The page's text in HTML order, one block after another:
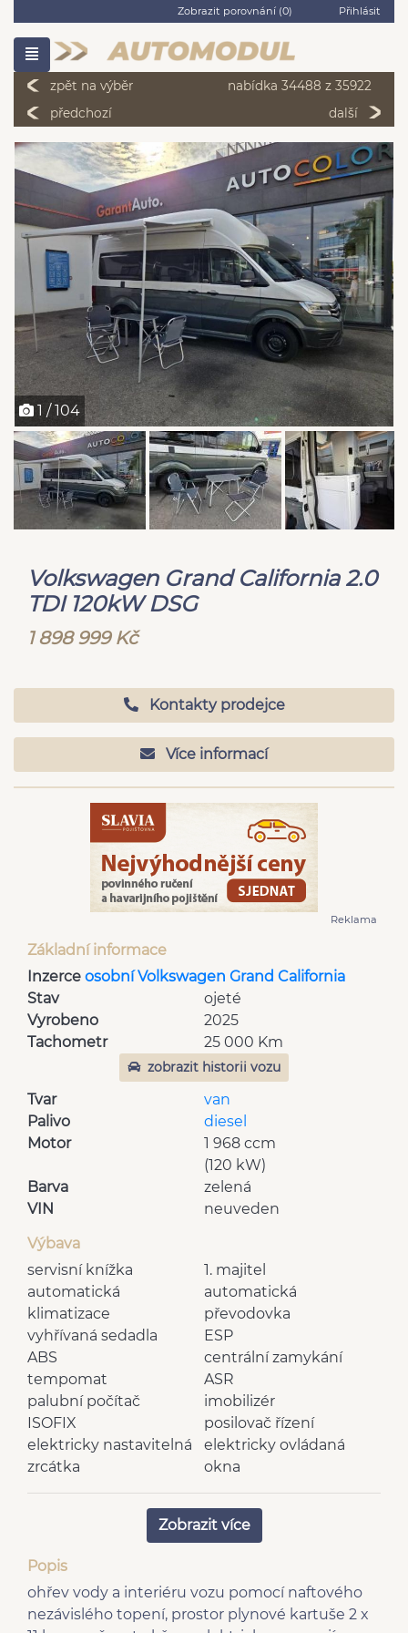
Zobrazit porovnání (0) Přihlásit
zpět na výběr
nabídka 34488 z 35922
předchozí
další
1 / 104
Volkswagen Grand California 2.0
TDI 120kW DSG
1 898 999 Kč
Kontakty prodejce
Více informací
Reklama
Základní informace
Inzerce osobní Volkswagen Grand California
Stav
ojeté
Vyrobeno
2025
Tachometr
25 000 Km
zobrazit historii vozu
Tvar
van
Palivo
diesel
Motor
1 968 ccm
(120 kW)
Barva
zelená
VIN
neuveden
Výbava
1. majitel
servisní knížka
automatická
převodovka
automatická
klimatizace
ESP
vyhřívaná sedadla
centrální zamykání
ABS
ASR
tempomat
imobilizér
palubní počítač
posilovač řízení
ISOFIX
elektricky ovládaná
okna
elektricky nastavitelná
zrcátka
sedadla
vnější teploměr
nezávislé topení
dělená zadní sedadla
nastavitelný volant
vyhřívaná zrcátka
LED denní svícení
Zobrazit více
Popis
ohřev vody a interiéru vozu pomocí naftového
nezávislého topení, prostor plynové kartuše 2 x